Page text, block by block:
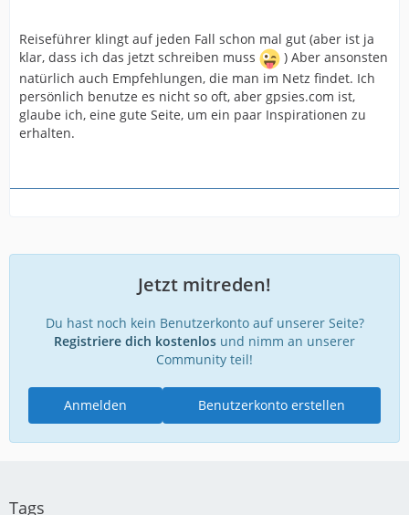
Reiseführer klingt auf jeden Fall schon mal gut (aber ist ja
klar, dass ich das jetzt schreiben muss
) Aber ansonsten
natürlich auch Empfehlungen, die man im Netz findet. Ich
persönlich benutze es nicht so oft, aber gpsies.com ist,
glaube ich, eine gute Seite, um ein paar Inspirationen zu
erhalten.
Jetzt mitreden!
Du hast noch kein Benutzerkonto auf unserer Seite?
Registriere dich kostenlos und nimm an unserer
Community teil!
Benutzerkonto erstellen
Anmelden
Tags